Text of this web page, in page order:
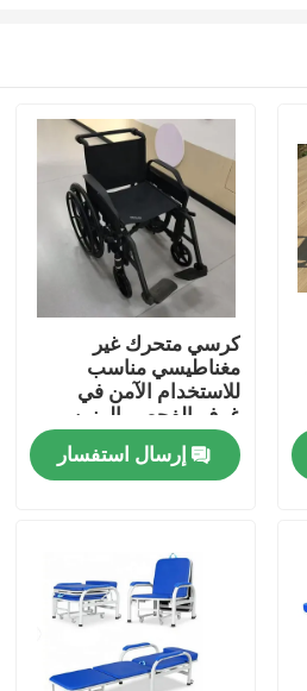
كرسي متحرك غير
مغناطيسي مناسب
للاستخدام الآمن في
غرف الفحص بالرنين
المغناطيسي
إرسال استفسار